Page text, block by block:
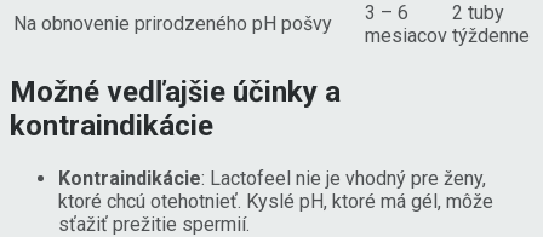
Na obnovenie prirodzeného pH pošvy
3 – 6
mesiacov
2 tuby
týždenne
Možné vedľajšie účinky a
kontraindikácie
Kontraindikácie: Lactofeel nie je vhodný pre ženy,
ktoré chcú otehotnieť. Kyslé pH, ktoré má gél, môže
sťažiť prežitie spermií.